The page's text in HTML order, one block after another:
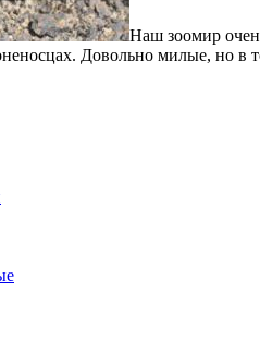
Наш зоомир
Довольно милые, но